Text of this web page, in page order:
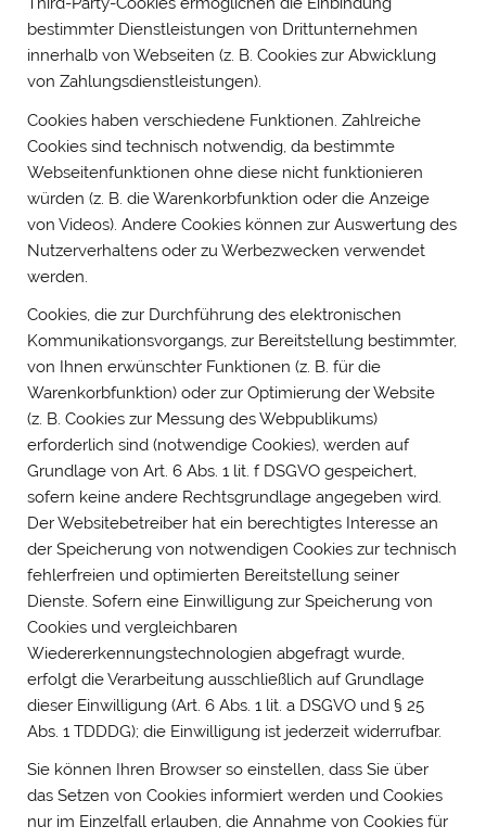
bestimmter Dienstleistungen von Drittunternehmen
innerhalb von Webseiten (z. B. Cookies zur Abwicklung
von Zahlungsdienstleistungen).
Cookies haben verschiedene Funktionen. Zahlreiche
Cookies sind technisch notwendig, da bestimmte
Webseitenfunktionen ohne diese nicht funktionieren
würden (z. B. die Warenkorbfunktion oder die Anzeige
von Videos). Andere Cookies können zur Auswertung des
Nutzerverhaltens oder zu Werbezwecken verwendet
werden.
Cookies, die zur Durchführung des elektronischen
Kommunikationsvorgangs, zur Bereitstellung bestimmter,
von Ihnen erwünschter Funktionen (z. B. für die
Warenkorbfunktion) oder zur Optimierung der Website
(z. B. Cookies zur Messung des Webpublikums)
erforderlich sind (notwendige Cookies), werden auf
Grundlage von Art. 6 Abs. 1 lit. f DSGVO gespeichert,
sofern keine andere Rechtsgrundlage angegeben wird.
Der Websitebetreiber hat ein berechtigtes Interesse an
der Speicherung von notwendigen Cookies zur technisch
fehlerfreien und optimierten Bereitstellung seiner
Dienste. Sofern eine Einwilligung zur Speicherung von
Cookies und vergleichbaren
Wiedererkennungstechnologien abgefragt wurde,
erfolgt die Verarbeitung ausschließlich auf Grundlage
dieser Einwilligung (Art. 6 Abs. 1 lit. a DSGVO und § 25
Abs. 1 TDDDG); die Einwilligung ist jederzeit widerrufbar.
Sie können Ihren Browser so einstellen, dass Sie über
das Setzen von Cookies informiert werden und Cookies
nur im Einzelfall erlauben, die Annahme von Cookies für